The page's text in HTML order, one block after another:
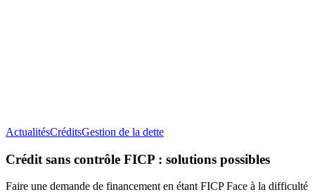
ActualitésCréditsGestion de la detteCrédit
contrôle
solutions
Crédit sans contrôle FICP : solutions possibles
Faire une demande de financement en étant FICP Face à la difficulté